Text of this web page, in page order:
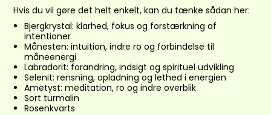
Hvis du vil gøre det helt enkelt, kan du tænke sådan her:
Bjergkrystal: klarhed, fokus og forstærkning af
intentioner
Månesten: intuition, indre ro og forbindelse til
måneenergi
Labradorit: forandring, indsigt og spirituel udvikling
Selenit: rensning, opladning og lethed i energien
Ametyst: meditation, ro og indre overblik
Sort turmalin
Rosenkvarts